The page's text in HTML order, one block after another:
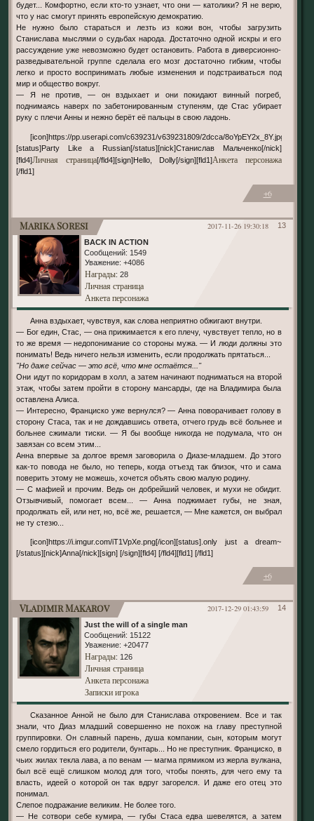
будет... Комфортно, если кто-то узнает, что они — католики? Я не верю,
что у нас смогут принять европейскую демократию.
Не нужно было стараться и лезть из кожи вон, чтобы загрузить
Станислава мыслями о судьбах народа. Достаточно одной искры и его
рассуждение уже невозможно будет остановить. Работа в диверсионно-
разведывательной группе сделала его мозг достаточно гибким, чтобы
легко и просто воспринимать любые изменения и подстраиваться под
мир и общество вокруг.
— Я не против, — он вздыхает и они покидают винный погреб,
поднимаясь наверх по забетонированным ступеням, где Стас убирает
руку с плечи Анны и нежно берёт её пальцы в свою ладонь.
[icon]https://pp.userapi.com/c639231/v639231809/2dcca/8oYpEY2x_8Y.jpg[/icon]
[status]Party Like a Russian[/status][nick]Станислав Мальченко[/nick]
[fld4]Личная страница[/fld4][sign]Hello, Dolly[/sign][fld1]Анкета персонажа
[/fld1]
+6
13
2017-11-26 19:30:18
Marika Soresi
BACK IN ACTION
Сообщений: 1549
Уважение: +4086
Награды: 28
Личная страница
Анкета персонажа
Анна вздыхает, чувствуя, как слова неприятно обжигают внутри.
— Бог един, Стас, — она прижимается к его плечу, чувствует тепло, но в
то же время — недопонимание со стороны мужа. — И люди должны это
понимать! Ведь ничего нельзя изменить, если продолжать прятаться...
"Но даже сейчас — это всё, что мне остаётся..."
Они идут по коридорам в холл, а затем начинают подниматься на второй
этаж, чтобы затем пройти в сторону мансарды, где на Владимира была
оставлена Алиса.
— Интересно, Франциско уже вернулся? — Анна поворачивает голову в
сторону Стаса, так и не дождавшись ответа, отчего грудь всё больнее и
больнее сжимали тиски. — Я бы вообще никогда не подумала, что он
завязан со всем этим...
Анна впервые за долгое время заговорила о Диазе-младшем. До этого
как-то повода не было, но теперь, когда отъезд так близок, что и сама
поверить этому не можешь, хочется объять свою малую родину.
— С мафией и прочим. Ведь он добрейший человек, и мухи не обидит.
Отзывчивый, помогает всем... — Анна поджимает губы, не зная,
продолжать ей, или нет, но, всё же, решается, — Мне кажется, он выбрал
не ту стезю...
[icon]https://i.imgur.com/iT1VpXe.png[/icon][status].only just a dream~
[/status][nick]Anna[/nick][sign] [/sign][fld4] [/fld4][fld1] [/fld1]
+6
14
2017-12-29 01:43:59
Vladimir Makarov
Just the will of a single man
Сообщений: 15122
Уважение: +20477
Награды: 126
Личная страница
Анкета персонажа
Записки игрока
Сказанное Анной не было для Станислава откровением. Все и так
знали, что Диаз младший совершенно не похож на главу преступной
группировки. Он славный парень, душа компании, сын, которым могут
смело гордиться его родители, бунтарь... Но не преступник. Франциско, в
чьих жилах текла лава, а по венам — магма прямиком из жерла вулкана,
был всё ещё слишком молод для того, чтобы понять, для чего ему та
власть, идеей о которой он так вдруг загорелся. И даже его отец это
понимал.
Слепое подражание великим. Не более того.
— Не сотвори себе кумира, — губы Стаса едва шевелятся, а затем